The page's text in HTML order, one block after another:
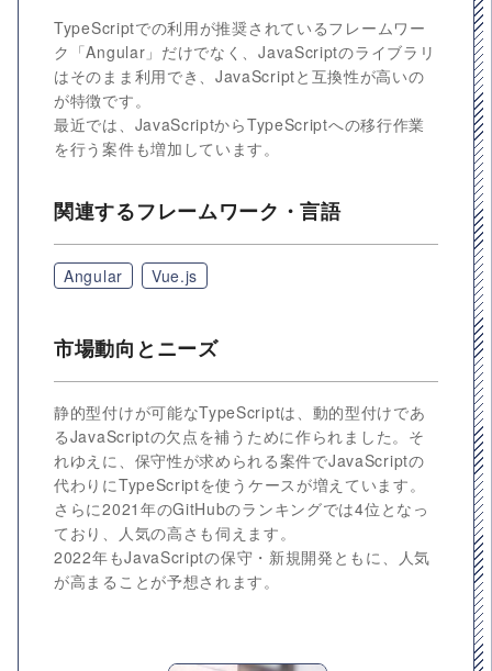
TypeScriptでの利用が推奨されているフレームワー
ク「Angular」だけでなく、JavaScriptのライブラリ
はそのまま利用でき、JavaScriptと互換性が高いの
が特徴です。
最近では、JavaScriptからTypeScriptへの移行作業
を行う案件も増加しています。
関連するフレームワーク・言語
Angular Vue.js
市場動向とニーズ
静的型付けが可能なTypeScriptは、動的型付けであ
るJavaScriptの欠点を補うために作られました。そ
れゆえに、保守性が求められる案件でJavaScriptの
代わりにTypeScriptを使うケースが増えています。
さらに2021年のGitHubのランキングでは4位となっ
ており、人気の高さも伺えます。
2022年もJavaScriptの保守・新規開発ともに、人気
が高まることが予想されます。